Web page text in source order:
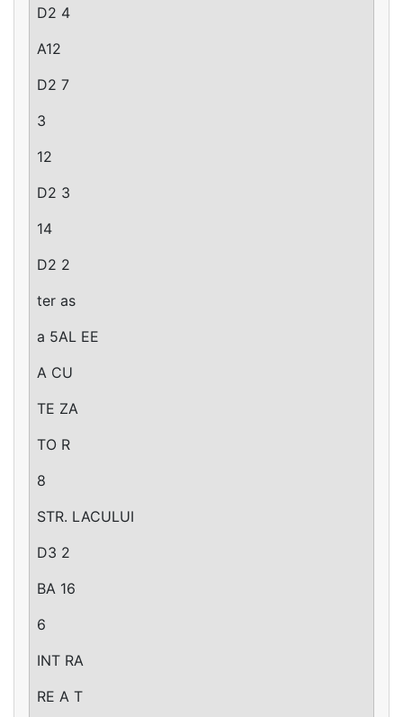
D2 4
A12
D2 7
3
12
D2 3
14
D2 2
ter as
a 5AL EE
A CU
TE ZA
TO R
8
STR. LACULUI
D3 2
BA 16
6
INT RA
RE A T